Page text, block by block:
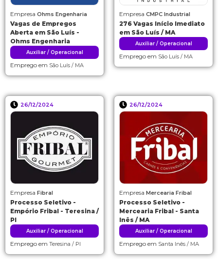
Empresa Ohms Engenharia
Vagas de Empregos
Aberta em São Luís -
Ohms Engenharia
Auxiliar / Operacional
Emprego em São Luís / MA
Empresa CMPC Industrial
276 Vagas Início Imediato
em São Luís / MA
Auxiliar / Operacional
Emprego em São Luís / MA
26/12/2024
Empresa Fibral
Processo Seletivo -
Empório Fribal - Teresina /
PI
Auxiliar / Operacional
Emprego em Teresina / PI
26/12/2024
Empresa Mercearia Fribal
Processo Seletivo -
Mercearia Fribal - Santa
Inês / MA
Auxiliar / Operacional
Emprego em Santa Inês / MA